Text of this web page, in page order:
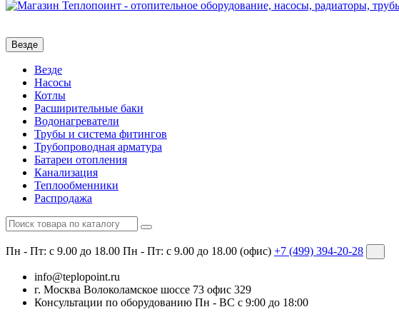
Везде
Везде
Насосы
Котлы
Расширительные баки
Водонагреватели
Трубы и система фитингов
Трубопроводная арматура
Батареи отопления
Канализация
Теплообменники
Распродажа
Пн - Пт: с 9.00 до 18.00 Пн - Пт: с 9.00 до 18.00 (офис) +7 (499) 394-20-28
info@teplopoint.ru
г. Москва Волоколамское шоссе 73 офис 329
Консультации по оборудованию Пн - ВС с 9:00 до 18:00